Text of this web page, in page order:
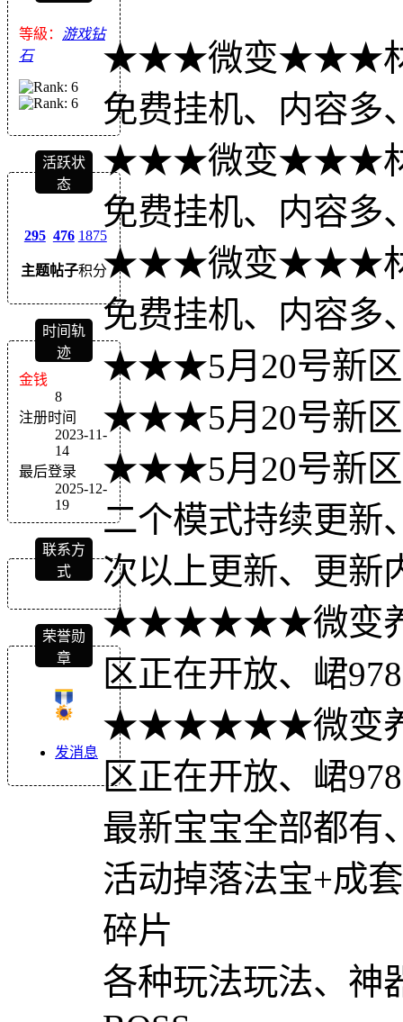
等級： 游戏钻
石
活跃状
态
295
主题
476
帖子
1875
积分
时间轨
迹
金钱
8
注册时间
2023-11-
14
最后登录
2025-12-
19
联系方
式
荣誉勋
章
发消息
★★★微变★★★材
免费挂机、内容
★★★微变★★★材
免费挂机、内容
★★★微变★★★材
免费挂机、内容
★★★5月20号新
★★★5月20号新
★★★5月20号新
二个模式持续更新
次以上更新、更新
★★★★★★微变
区正在开放、峮
★★★★★★微变
区正在开放、峮
最新宝宝全部都有
活动掉落法宝+成
碎片
各种玩法玩法、神